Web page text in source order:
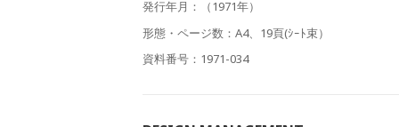
発行年月：（1971年）
形態・ページ数：A4、19頁(ｼｰﾄ束）
資料番号：1971-034